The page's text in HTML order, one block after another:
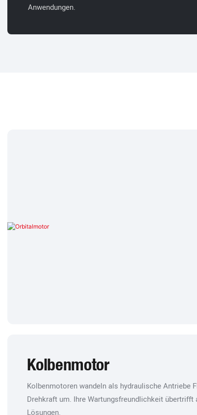
Anwendungen.
Kolbenmotor
Kolbenmotoren wandeln als hydraulische Antriebe
Drehkraft um. Ihre Wartungsfreundlichkeit übertrifft
Lösungen.